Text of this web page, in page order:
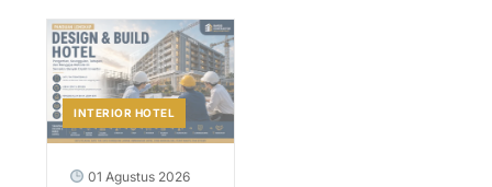
INTERIOR HOTEL
01 Agustus 2026